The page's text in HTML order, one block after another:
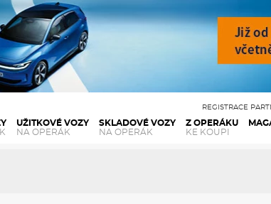
UŽITKOVÉ VOZY
NA OPERÁK
SKLADOVÉ VOZY
NA OPERÁK
Z OPERÁKU
KE KOUPI
REGISTRACE